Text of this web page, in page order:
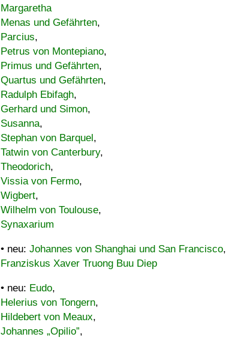
Margaretha
Menas und Gefährten,
Parcius,
Petrus von Montepiano,
Primus und Gefährten,
Quartus und Gefährten,
Radulph Ebifagh,
Gerhard und Simon,
Susanna,
Stephan von Barquel,
Tatwin von Canterbury,
Theodorich,
Vissia von Fermo,
Wigbert,
Wilhelm von Toulouse,
Synaxarium
• neu: Johannes von Shanghai und San Francisco,
Franziskus Xaver Truong Buu Diep
• neu: Eudo,
Helerius von Tongern,
Hildebert von Meaux,
Johannes „Opilio”,